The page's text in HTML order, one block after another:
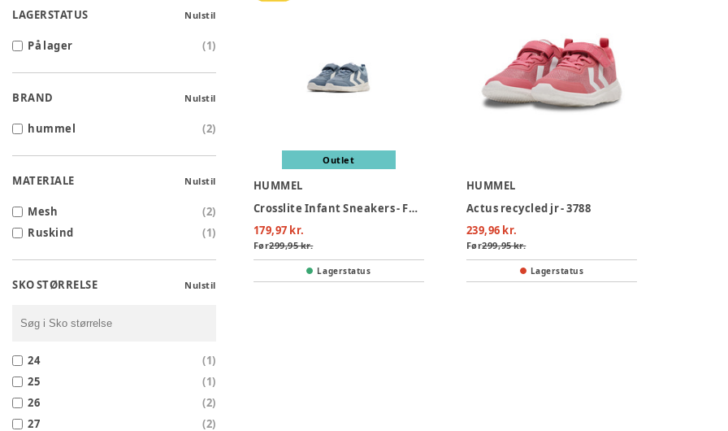
LAGERSTATUS Nulstil
På lager (1)
BRAND Nulstil
hummel (2)
MATERIALE Nulstil
Mesh (2)
Ruskind
(1)
SKO STØRRELSE Nulstil
24 (1)
25
(1)
26
(2)
27
(2)
Outlet
HUMMEL
Crosslite Infant Sneakers - Faded denim
179,97 kr.
Før299,95 kr.
Lagerstatus
HUMMEL
Actus recycled jr - 3788
239,96 kr.
Før299,95 kr.
Lagerstatus